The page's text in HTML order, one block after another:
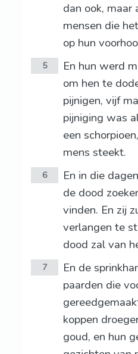
dan ook, maar
mensen die
op hun
5
En hun werd
om hen te
pijnigen, vijf
pijniging was
een
mens steekt.
6
En in die
de dood
vinden. En zij
verlangen te
dood zal van
7
En de
paarden die
koppen
goud, en hun